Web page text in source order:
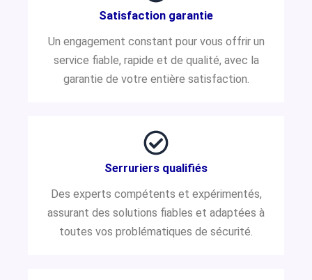
Satisfaction garantie
Un engagement constant pour vous offrir un
service fiable, rapide et de qualité, avec la
garantie de votre entière satisfaction.
Serruriers qualifiés
Des experts compétents et expérimentés,
assurant des solutions fiables et adaptées à
toutes vos problématiques de sécurité.